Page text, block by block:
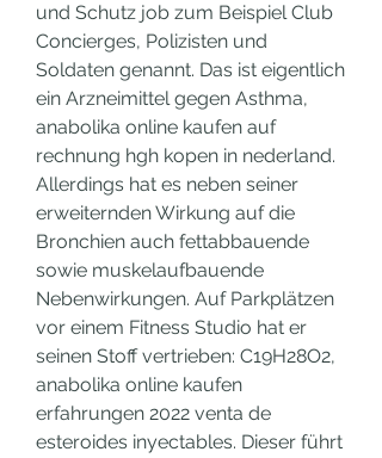
und Schutz job zum Beispiel Club
Concierges, Polizisten und
Soldaten genannt. Das ist eigentlich
ein Arzneimittel gegen Asthma,
anabolika online kaufen auf
rechnung hgh kopen in nederland.
Allerdings hat es neben seiner
erweiternden Wirkung auf die
Bronchien auch fettabbauende
sowie muskelaufbauende
Nebenwirkungen. Auf Parkplätzen
vor einem Fitness Studio hat er
seinen Stoff vertrieben: C19H28O2,
anabolika online kaufen
erfahrungen 2022 venta de
esteroides inyectables. Dieser führt